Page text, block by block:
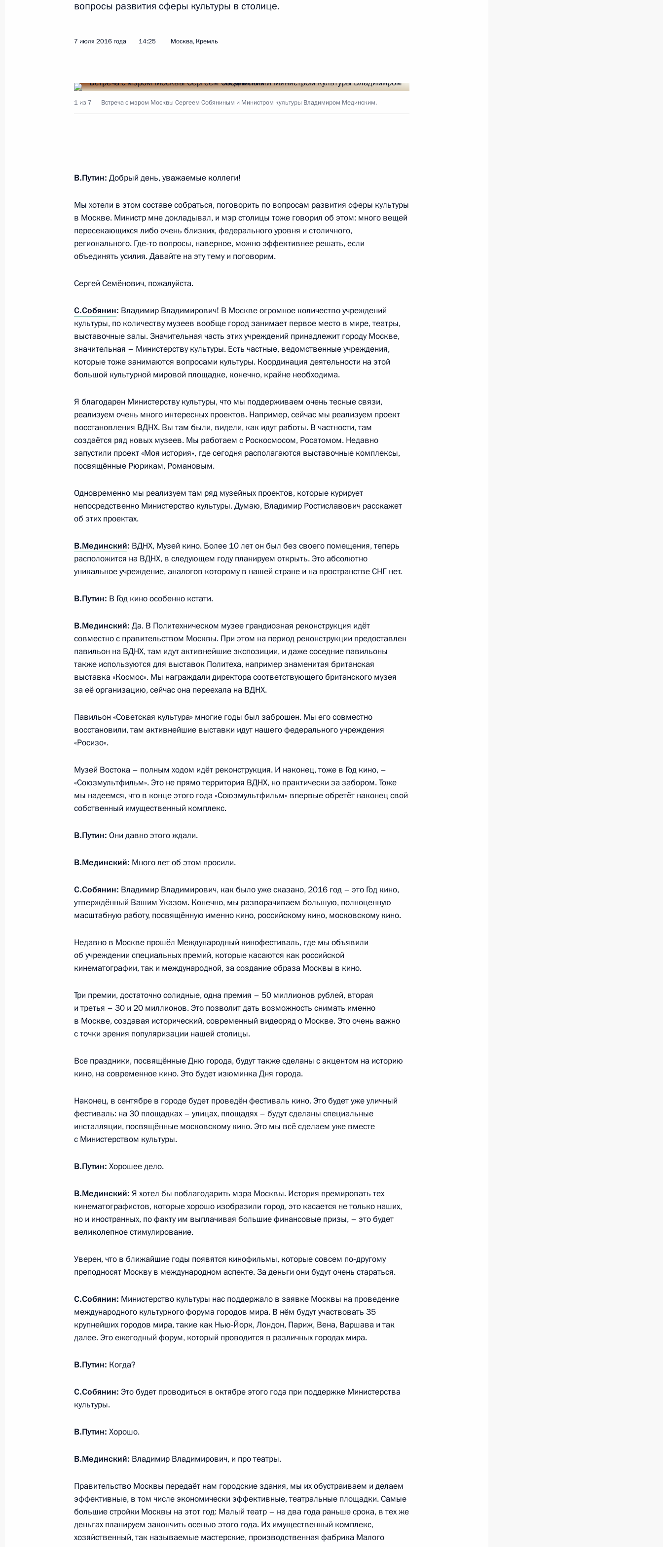
14 июля 2016 года, 18:20 Москва, Кремль
Заседание Совета по стратегическому развитию и приоритетным
проектам
13 июля 2016 года, 15:30 Москва, Кремль
11м
8 июля 2016 года, пятница
Заседание Комиссии по вопросам военно-технического
сотрудничества Российской Федерации с иностранными
государствами
Москва, Кремль
2
7 июля 2016 года, четверг
Встреча с Сергеем Собяниным и Владимиром Мединским
7 июля 2016 года, 14:25 Москва, Кремль
Рабочая встреча с губернатором Севастополя Сергеем Меняйло
6 июля 2016 года, 14:10
2
5 июля 2016 года, вторник
4 июля 2016 года, понедельник
Рабочая встреча с губернатором Псковской области Андреем
Турчаком
Рабочая встреча с временно исполняющим обязанности
4 июля 2016 года, 14:20
3 июля 2016 года, 10:00
1 июля 2016 года, пятница
по итогам российско-финляндских переговоров
1 июля 2016 года, 19:30 Наантали
Начало встречи с Президентом Финляндской Республики Саули
Ниинистё
1 июля 2016 года, 16:30 Наантали
Рабочая встреча с главой ФАС Игорем Артемьевым
1 июля 2016 года, 12:40 Москва, Кремль
30 июня 2016 года, четверг
Встреча с президентом общероссийской общественной
30 июня 2016 года, 16:15 Москва, Кремль
Совещание послов и постоянных представителей Российской
30 июня 2016 года, 14:10 Москва
29 июня 2016 года, среда
Совещание с членами Правительства
Посещение Немецкой школы при посольстве Германии 2
28 июня 2016 года, вторник
Заседание Военно-промышленной комиссии
28 июня 2016 года, 17:00 Москва, Кремль
Приём в честь выпускников военных вузов
вопросы развития сферы культуры в столице.
7 июля 2016 года 14:25 Москва, Кремль
1 из 7 Встреча с мэром Москвы Сергеем Собяниным и Министром культуры Владимиром Мединским.
В.Путин: Добрый день, уважаемые коллеги!
Мы хотели в этом составе собраться, поговорить по вопросам развития сферы культуры
в Москве. Министр мне докладывал, и мэр столицы тоже говорил об этом: много вещей
пересекающихся либо очень близких, федерального уровня и столичного,
регионального. Где‑то вопросы, наверное, можно эффективнее решать, если
объединять усилия. Давайте на эту тему и поговорим.
Сергей Семёнович, пожалуйста.
С.Собянин: Владимир Владимирович! В Москве огромное количество учреждений
культуры, по количеству музеев вообще город занимает первое место в мире, театры,
выставочные залы. Значительная часть этих учреждений принадлежит городу Москве,
значительная – Министерству культуры. Есть частные, ведомственные учреждения,
которые тоже занимаются вопросами культуры. Координация деятельности на этой
большой культурной мировой площадке, конечно, крайне необходима.
Я благодарен Министерству культуры, что мы поддерживаем очень тесные связи,
реализуем очень много интересных проектов. Например, сейчас мы реализуем проект
восстановления ВДНХ. Вы там были, видели, как идут работы. В частности, там
создаётся ряд новых музеев. Мы работаем с Роскосмосом, Росатомом. Недавно
запустили проект «Моя история», где сегодня располагаются выставочные комплексы,
посвящённые Рюрикам, Романовым.
Одновременно мы реализуем там ряд музейных проектов, которые курирует
непосредственно Министерство культуры. Думаю, Владимир Ростиславович расскажет
об этих проектах.
В.Мединский: ВДНХ, Музей кино. Более 10 лет он был без своего помещения, теперь
расположится на ВДНХ, в следующем году планируем открыть. Это абсолютно
уникальное учреждение, аналогов которому в нашей стране и на пространстве СНГ нет.
В.Путин: В Год кино особенно кстати.
В.Мединский: Да. В Политехническом музее грандиозная реконструкция идёт
совместно с правительством Москвы. При этом на период реконструкции предоставлен
павильон на ВДНХ, там идут активнейшие экспозиции, и даже соседние павильоны
также используются для выставок Политеха, например знаменитая британская
выставка «Космос». Мы награждали директора соответствующего британского музея
за её организацию, сейчас она переехала на ВДНХ.
Павильон «Советская культура» многие годы был заброшен. Мы его совместно
восстановили, там активнейшие выставки идут нашего федерального учреждения
«Росизо».
Музей Востока – полным ходом идёт реконструкция. И наконец, тоже в Год кино, –
«Союзмультфильм». Это не прямо территория ВДНХ, но практически за забором. Тоже
мы надеемся, что в конце этого года «Союзмультфильм» впервые обретёт наконец свой
собственный имущественный комплекс.
В.Путин: Они давно этого ждали.
В.Мединский: Много лет об этом просили.
С.Собянин: Владимир Владимирович, как было уже сказано, 2016 год – это Год кино,
утверждённый Вашим Указом. Конечно, мы разворачиваем большую, полноценную
масштабную работу, посвящённую именно кино, российскому кино, московскому кино.
Недавно в Москве прошёл Международный кинофестиваль, где мы объявили
об учреждении специальных премий, которые касаются как российской
кинематографии, так и международной, за создание образа Москвы в кино.
Три премии, достаточно солидные, одна премия – 50 миллионов рублей, вторая
и третья – 30 и 20 миллионов. Это позволит дать возможность снимать именно
в Москве, создавая исторический, современный видеоряд о Москве. Это очень важно
с точки зрения популяризации нашей столицы.
Все праздники, посвящённые Дню города, будут также сделаны с акцентом на историю
кино, на современное кино. Это будет изюминка Дня города.
Наконец, в сентябре в городе будет проведён фестиваль кино. Это будет уже уличный
фестиваль: на 30 площадках – улицах, площадях – будут сделаны специальные
инсталляции, посвящённые московскому кино. Это мы всё сделаем уже вместе
с Министерством культуры.
В.Путин: Хорошее дело.
В.Мединский: Я хотел бы поблагодарить мэра Москвы. История премировать тех
кинематографистов, которые хорошо изобразили город, это касается не только наших,
но и иностранных, по факту им выплачивая большие финансовые призы, – это будет
великолепное стимулирование.
Уверен, что в ближайшие годы появятся кинофильмы, которые совсем по‑другому
преподносят Москву в международном аспекте. За деньги они будут очень стараться.
С.Собянин: Министерство культуры нас поддержало в заявке Москвы на проведение
международного культурного форума городов мира. В нём будут участвовать 35
крупнейших городов мира, такие как Нью-Йорк, Лондон, Париж, Вена, Варшава и так
далее. Это ежегодный форум, который проводится в различных городах мира.
В.Путин: Когда?
С.Собянин: Это будет проводиться в октябре этого года при поддержке Министерства
культуры.
В.Путин: Хорошо.
В.Мединский: Владимир Владимирович, и про театры.
Правительство Москвы передаёт нам городские здания, мы их обустраиваем и делаем
эффективные, в том числе экономически эффективные, театральные площадки. Самые
большие стройки Москвы на этот год: Малый театр – на два года раньше срока, в тех же
деньгах планируем закончить осенью этого года. Их имущественный комплекс,
хозяйственный, так называемые мастерские, производственная фабрика Малого